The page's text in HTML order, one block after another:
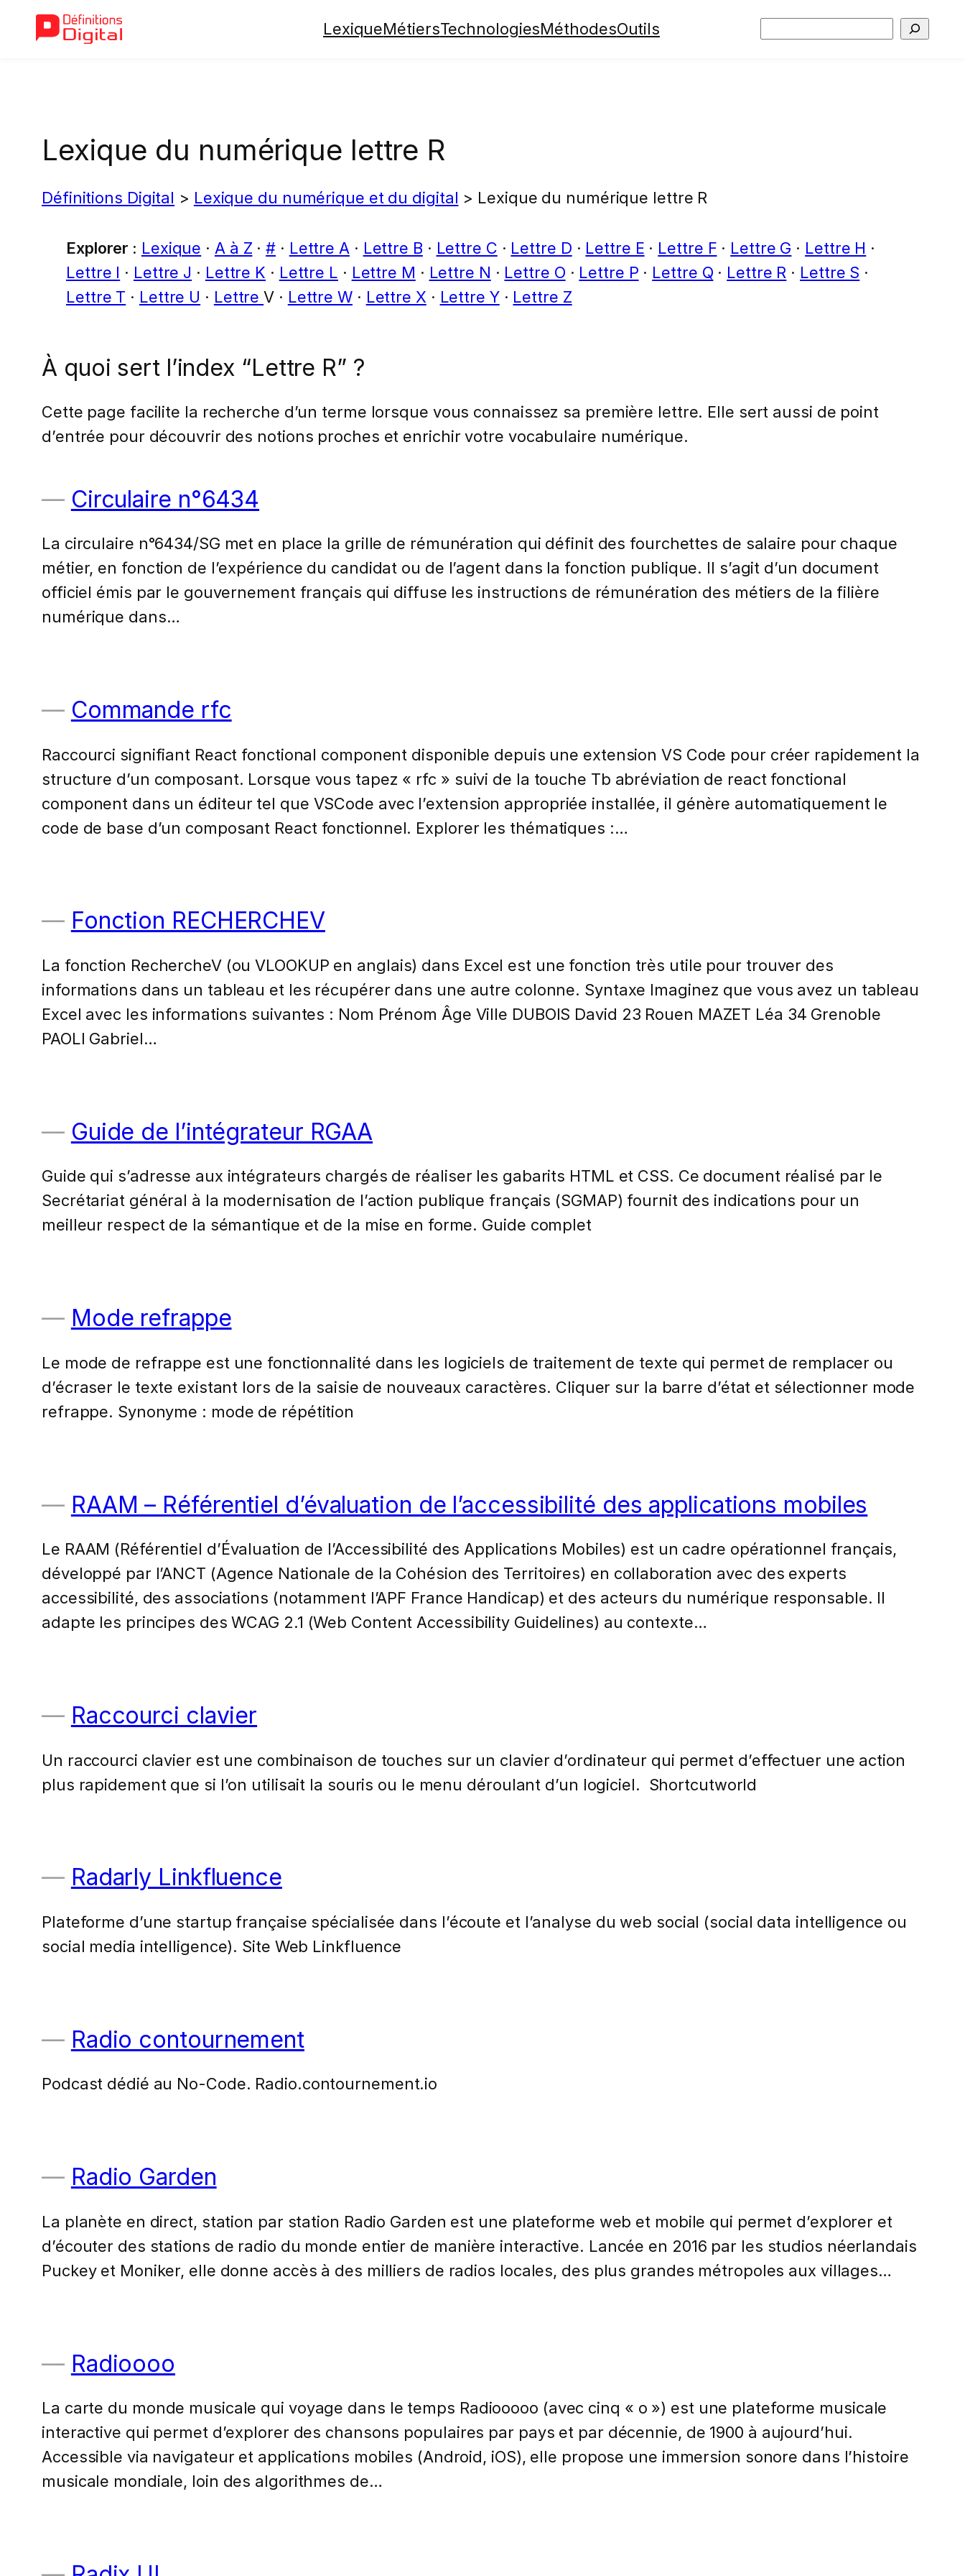
LexiqueMétiersTechnologiesMéthodesOutils
Lexique du numérique lettre R
Définitions Digital > Lexique du numérique et du digital > Lexique du numérique lettre R
Explorer : Lexique · A à Z ·# · Lettre A· Lettre B · Lettre C · Lettre D · Lettre E · Lettre F · Lettre G · Lettre H ·
Lettre I · Lettre J · Lettre K · Lettre L · Lettre M · Lettre N · Lettre O · Lettre P · Lettre Q · Lettre R · Lettre S ·
Lettre T · Lettre U · LettreV · Lettre W· Lettre X · Lettre Y· Lettre Z
À quoi sert l’index “Lettre R” ?
Cette page facilite la recherche d’un terme lorsque vous connaissez sa première lettre. Elle sert aussi de point
d’entrée pour découvrir des notions proches et enrichir votre vocabulaire numérique.
Circulaire n°6434
La circulaire n°6434/SG met en place la grille de rémunération qui définit des fourchettes de salaire pour chaque
métier, en fonction de l’expérience du candidat ou de l’agent dans la fonction publique. Il s’agit d’un document
officiel émis par le gouvernement français qui diffuse les instructions de rémunération des métiers de la filière
numérique dans…
Commande rfc
Raccourci signifiant React fonctional component disponible depuis une extension VS Code pour créer rapidement la
structure d’un composant. Lorsque vous tapez « rfc » suivi de la touche Tb abréviation de react fonctional
component dans un éditeur tel que VSCode avec l’extension appropriée installée, il génère automatiquement le
code de base d’un composant React fonctionnel. Explorer les thématiques :…
Fonction RECHERCHEV
La fonction RechercheV (ou VLOOKUP en anglais) dans Excel est une fonction très utile pour trouver des
informations dans un tableau et les récupérer dans une autre colonne. Syntaxe Imaginez que vous avez un tableau
Excel avec les informations suivantes : Nom Prénom Âge Ville DUBOIS David 23 Rouen MAZET Léa 34 Grenoble
PAOLI Gabriel…
Guide de l’intégrateur RGAA
Guide qui s’adresse aux intégrateurs chargés de réaliser les gabarits HTML et CSS. Ce document réalisé par le
Secrétariat général à la modernisation de l’action publique français (SGMAP) fournit des indications pour un
meilleur respect de la sémantique et de la mise en forme. Guide complet
Mode refrappe
Le mode de refrappe est une fonctionnalité dans les logiciels de traitement de texte qui permet de remplacer ou
d’écraser le texte existant lors de la saisie de nouveaux caractères. Cliquer sur la barre d’état et sélectionner mode
refrappe. Synonyme : mode de répétition
RAAM – Référentiel d’évaluation de l’accessibilité des applications mobiles
Le RAAM (Référentiel d’Évaluation de l’Accessibilité des Applications Mobiles) est un cadre opérationnel français,
développé par l’ANCT (Agence Nationale de la Cohésion des Territoires) en collaboration avec des experts
accessibilité, des associations (notamment l’APF France Handicap) et des acteurs du numérique responsable. Il
adapte les principes des WCAG 2.1 (Web Content Accessibility Guidelines) au contexte…
Raccourci clavier
Un raccourci clavier est une combinaison de touches sur un clavier d’ordinateur qui permet d’effectuer une action
plus rapidement que si l’on utilisait la souris ou le menu déroulant d’un logiciel. Shortcutworld
Radarly Linkfluence
Plateforme d’une startup française spécialisée dans l’écoute et l’analyse du web social (social data intelligence ou
social media intelligence). Site Web Linkfluence
Radio contournement
Podcast dédié au No-Code. Radio.contournement.io
Radio Garden
La planète en direct, station par station Radio Garden est une plateforme web et mobile qui permet d’explorer et
d’écouter des stations de radio du monde entier de manière interactive. Lancée en 2016 par les studios néerlandais
Puckey et Moniker, elle donne accès à des milliers de radios locales, des plus grandes métropoles aux villages…
Radioooo
La carte du monde musicale qui voyage dans le temps Radiooooo (avec cinq « o ») est une plateforme musicale
interactive qui permet d’explorer des chansons populaires par pays et par décennie, de 1900 à aujourd’hui.
Accessible via navigateur et applications mobiles (Android, iOS), elle propose une immersion sonore dans l’histoire
musicale mondiale, loin des algorithmes de…